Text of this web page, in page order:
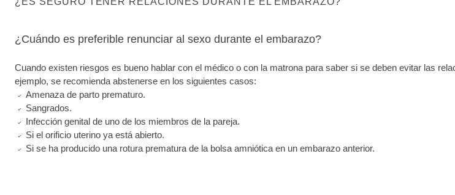
¿Cuándo es preferible renunciar al sexo durante el embarazo?
Cuando existen riesgos es bueno hablar con el médico o con la matrona para saber si se deben evitar las
ejemplo, se recomienda abstenerse en los siguientes casos:
Amenaza de parto prematuro.
Sangrados.
Infección genital de uno de los miembros de la pareja.
Si el orificio uterino ya está abierto.
Si se ha producido una rotura prematura de la bolsa amniótica en un embarazo anterior.